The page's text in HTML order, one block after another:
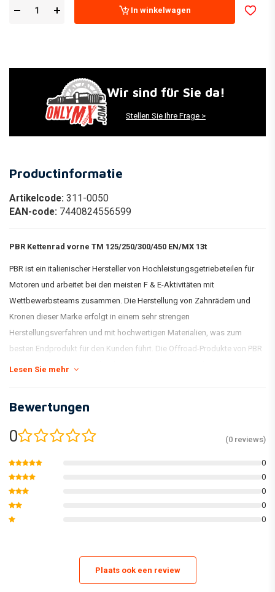
In winkelwagen
Wir sind für Sie da!
Stellen Sie Ihre Frage >
Productinformatie
Artikelcode: 311-0050
EAN-code: 7440824556599
PBR Kettenrad vorne TM 125/250/300/450 EN/MX 13t
PBR ist ein italienischer Hersteller von Hochleistungsgetriebeteilen für
Motoren und arbeitet bei den meisten F & E-Aktivitäten mit
Wettbewerbsteams zusammen. Die Herstellung von Zahnrädern und
Kronen dieser Marke erfolgt in einem sehr strengen
Herstellungsverfahren und mit hochwertigen Materialien, was zum
besten Endprodukt für den Kunden führt. Die Offroad-Produkte von PBR
sind aus gehärtetem Stahl gefertigt und bieten maximale Beständigkeit
Lesen Sie mehr
Bewertungen
0 (0 reviews)
0
0
0
0
0
Plaats ook een review